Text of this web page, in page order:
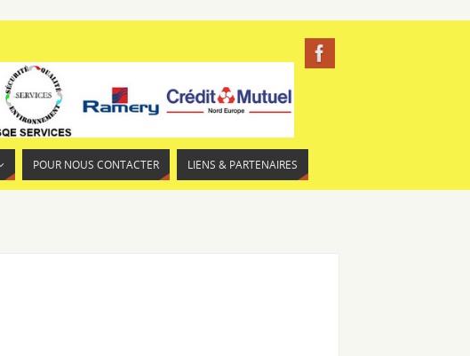
POUR NOUS CONTACTER LIENS & PARTENAIRES